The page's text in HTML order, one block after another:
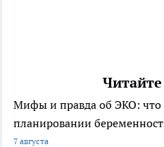
Мифы и правда об ЭКО: что
планировании
7 августа